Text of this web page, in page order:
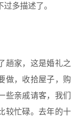
多描述了。
趟家，这是婚礼之
做，收拾屋子，购
些亲戚请客，我们
较忙碌。去年的十